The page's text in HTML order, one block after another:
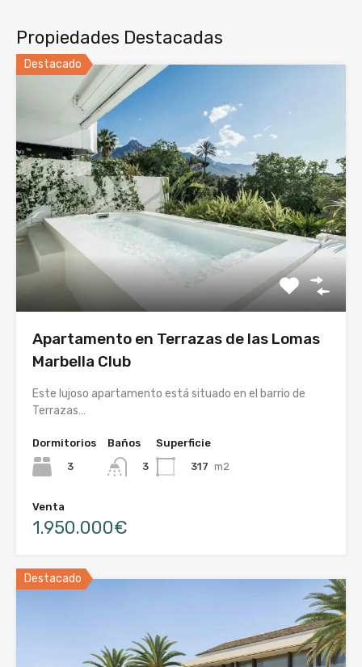
Propiedades Destacadas
Destacado
Apartamento en Terrazas de las Lomas
Marbella Club
Este lujoso apartamento está situado en el barrio de
Terrazas…
Dormitorios
3
Baños
3
Superficie
317 m2
Venta
1.950.000€
Destacado